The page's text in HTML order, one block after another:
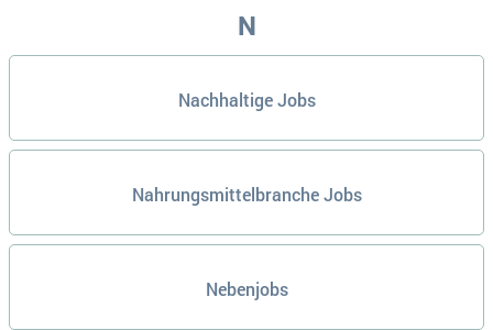
N
Nachhaltige Jobs
Nahrungsmittelbranche Jobs
Nebenjobs